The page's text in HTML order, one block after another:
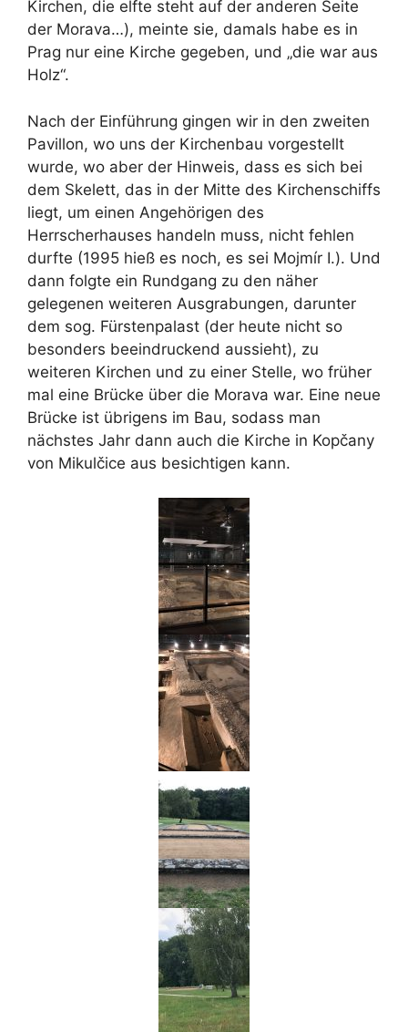
Kirchen, die elfte steht auf der anderen Seite
der Morava…), meinte sie, damals habe es in
Prag nur eine Kirche gegeben, und „die war aus
Holz“.
Nach der Einführung gingen wir in den zweiten
Pavillon, wo uns der Kirchenbau vorgestellt
wurde, wo aber der Hinweis, dass es sich bei
dem Skelett, das in der Mitte des Kirchenschiffs
liegt, um einen Angehörigen des
Herrscherhauses handeln muss, nicht fehlen
durfte (1995 hieß es noch, es sei Mojmír I.). Und
dann folgte ein Rundgang zu den näher
gelegenen weiteren Ausgrabungen, darunter
dem sog. Fürstenpalast (der heute nicht so
besonders beeindruckend aussieht), zu
weiteren Kirchen und zu einer Stelle, wo früher
mal eine Brücke über die Morava war. Eine neue
Brücke ist übrigens im Bau, sodass man
nächstes Jahr dann auch die Kirche in Kopčany
von Mikulčice aus besichtigen kann.